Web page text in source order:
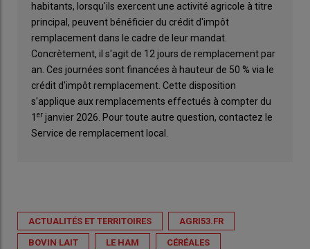
habitants, lorsqu'ils exercent une activité agricole à titre
principal, peuvent bénéficier du crédit d'impôt
remplacement dans le cadre de leur mandat.
Concrètement, il s'agit de 12 jours de remplacement par
an. Ces journées sont financées à hauteur de 50 % via le
crédit d'impôt remplacement. Cette disposition
s'applique aux remplacements effectués à compter du
1 er janvier 2026. Pour toute autre question, contactez le
Service de remplacement local.
ACTUALITÉS ET TERRITOIRES AGRI53.FR
BOVIN LAIT LE HAM CÉRÉALES